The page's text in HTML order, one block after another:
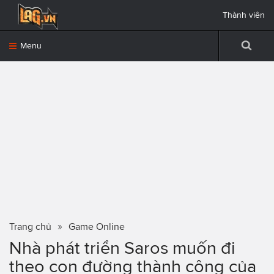
Menu
Thành viên
Trang chủ Game Online
Nhà phát triển Saros muốn đi
theo con đường thành công của